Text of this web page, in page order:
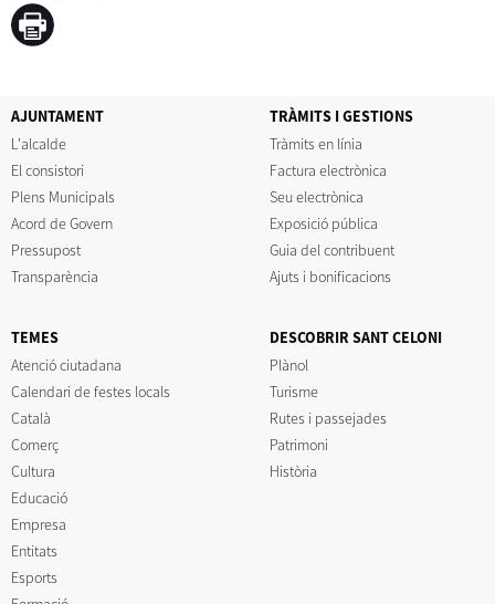
AJUNTAMENT
L'alcalde
El consistori
Plens Municipals
Acord de Govern
Pressupost
Transparència
TRÀMITS I GESTIONS
Tràmits en línia
Factura electrònica
Seu electrònica
Exposició pública
Guia del contribuent
Ajuts i bonificacions
TEMES
Atenció ciutadana
Calendari de festes locals
Català
Comerç
Cultura
Educació
Empresa
Entitats
Esports
DESCOBRIR SANT CELONI
Plànol
Turisme
Rutes i passejades
Patrimoni
Història